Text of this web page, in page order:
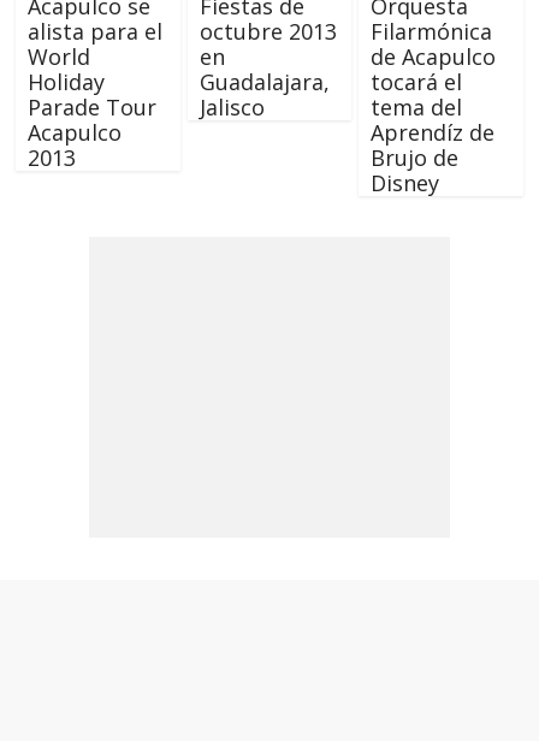
Acapulco se
alista para el
World
Holiday
Parade Tour
Acapulco
2013
Fiestas de
octubre 2013
en
Guadalajara,
Jalisco
Orquesta
Filarmónica
de Acapulco
tocará el
tema del
Aprendíz de
Brujo de
Disney